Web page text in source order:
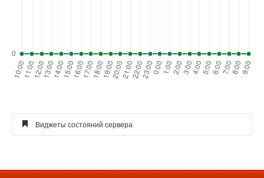
Виджеты состояний сервера